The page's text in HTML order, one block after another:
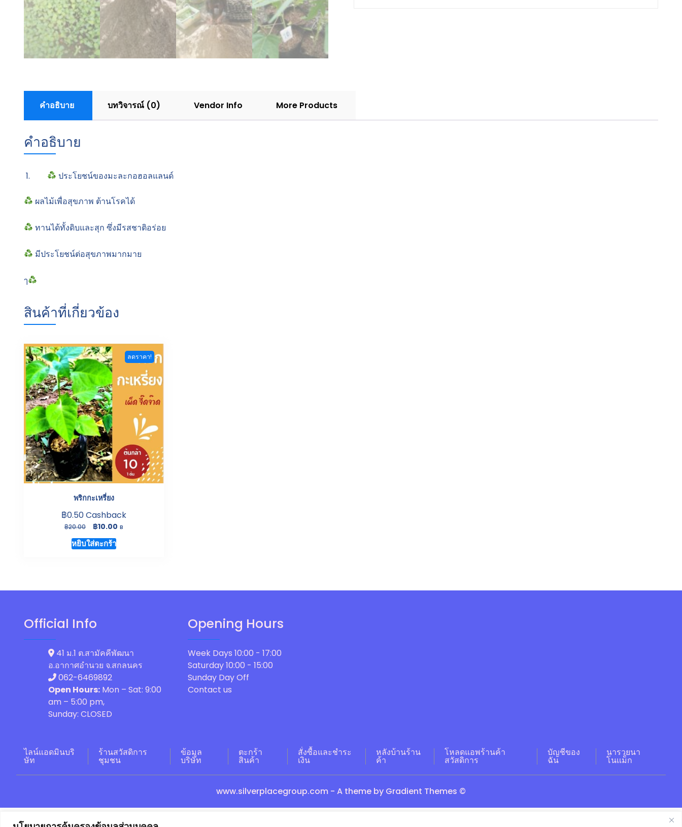
คำอธิบาย บทวิจารณ์ (0) Vendor Info More Products
คำอธิบาย
ประโยชน์ของมะละกอฮอลแลนด์
ผลไม้เพื่อสุขภาพ ต้านโรคได้
ทานได้ทั้งดิบและสุก ซึ่งมีรสชาติอร่อย
มีประโยชน์ต่อสุขภาพมากมาย
ๅ
สินค้าที่เกี่ยวข้อง
ลดราคา!
พริกกะเหรี่ยง
฿0.50Cashback
฿20.00
Original
price
was:
฿10.00Current
B
หยิบใส่ตะกร้า
Official Info
41 ม.1 ต.สามัคคีพัฒนา
อ.อากาศอำนวย จ.สกลนคร
062-6469892
Open Hours: Mon – Sat: 9:00
am – 5:00 pm,
Sunday: CLOSED
Opening Hours
Week Days 10:00 - 17:00
Saturday10:00 - 15:00
Sunday Day Off
Contact us
ไลน์แอดมินบริ
ษัท
ร้านสวัสดิการ
ชุมชน
ข้อมูล
บริษัท
ตะกร้า
สินค้า
สั่งซื้อและชำระ
เงิน
หลังบ้านร้าน
ค้า
โหลดแอพร้านค้า
สวัสดิการ
บัญชีของ
ฉัน
นารวยนา
โนเเม็ก
www.silverplacegroup.com - A theme by Gradient Themes ©